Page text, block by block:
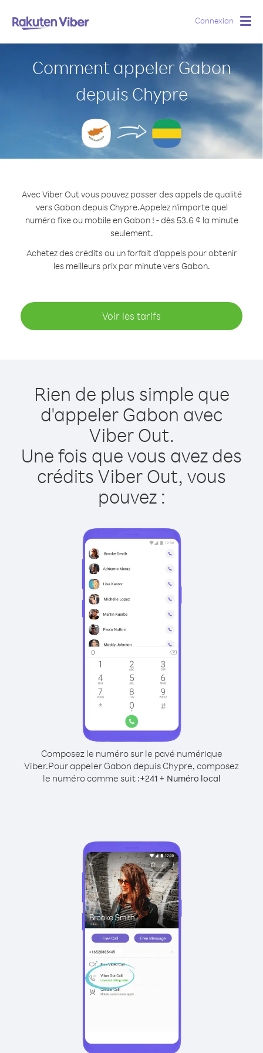
Connexion
Comment appeler Gabon
depuis Chypre
Avec Viber Out vous pouvez passer des appels de qualité
vers Gabon depuis Chypre.Appelez n'importe quel
numéro fixe ou mobile en Gabon ! - dès 53.6 ¢ la minute
seulement.
Achetez des crédits ou un forfait d’appels pour obtenir
les meilleurs prix par minute vers Gabon.
Voir les tarifs
Rien de plus simple que
d'appeler Gabon avec
Viber Out.
Une fois que vous avez des
crédits Viber Out, vous
pouvez :
Composez le numéro sur le pavé numérique
Viber.Pour appeler Gabon depuis Chypre, composez
le numéro comme suit :+241+ Numéro local